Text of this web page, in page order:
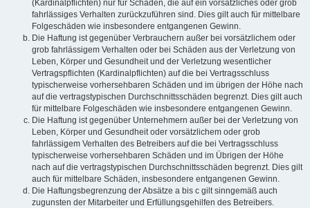
(Kardinalpflichten) nur für Schäden, die auf ein vorsätzliches oder grob
fahrlässiges Verhalten zurückzuführen sind. Dies gilt auch für mittelbare
Folgeschäden wie insbesondere entgangenen Gewinn.
Die Haftung ist gegenüber Verbrauchern außer bei vorsätzlichem oder
grob fahrlässigem Verhalten oder bei Schäden aus der Verletzung von
Leben, Körper und Gesundheit und der Verletzung wesentlicher
Vertragspflichten (Kardinalpflichten) auf die bei Vertragsschluss
typischerweise vorhersehbaren Schäden und im übrigen der Höhe nach
auf die vertragstypischen Durchschnittsschäden begrenzt. Dies gilt auch
für mittelbare Folgeschäden wie insbesondere entgangenen Gewinn.
Die Haftung ist gegenüber Unternehmern außer bei der Verletzung von
Leben, Körper und Gesundheit oder vorsätzlichem oder grob
fahrlässigem Verhalten des Betreibers auf die bei Vertragsschluss
typischerweise vorhersehbaren Schäden und im Übrigen der Höhe
nach auf die vertragstypischen Durchschnittsschäden begrenzt. Dies gilt
auch für mittelbare Schäden, insbesondere entgangenen Gewinn.
Die Haftungsbegrenzung der Absätze a bis c gilt sinngemäß auch
zugunsten der Mitarbeiter und Erfüllungsgehilfen des Betreibers.